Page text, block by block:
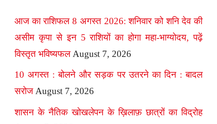
आज का राशिफल 8 अगस्त 2026: शनिवार को शनि देव की
असीम कृपा से इन 5 राशियों का होगा महा-भाग्योदय, पढ़ें
विस्तृत भविष्यफल August 7, 2026
10 अगस्त : बोलने और सड़क पर उतरने का दिन : बादल
सरोज August 7, 2026
शासन के नैतिक खोखलेपन के ख़िलाफ़ छात्रों का विद्रोह